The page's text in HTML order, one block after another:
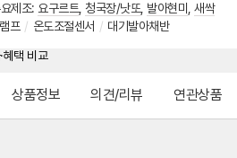
제조: 요구르트 청국장/낫또 발아현미
새싹
프 / 온도조절센서 / 대기발아채반
상품정보 의견/리뷰 연관상품